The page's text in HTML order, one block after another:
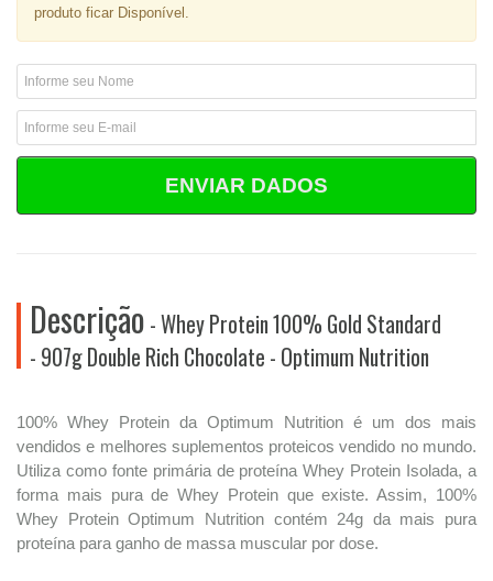
produto ficar Disponível.
ENVIAR DADOS
Descrição - Whey Protein 100% Gold Standard
- 907g Double Rich Chocolate - Optimum Nutrition
100% Whey Protein da Optimum Nutrition é um dos mais
vendidos e melhores suplementos proteicos vendido no mundo.
Utiliza como fonte primária de proteína Whey Protein Isolada, a
forma mais pura de Whey Protein que existe. Assim, 100%
Whey Protein Optimum Nutrition contém 24g da mais pura
proteína para ganho de massa muscular por dose.